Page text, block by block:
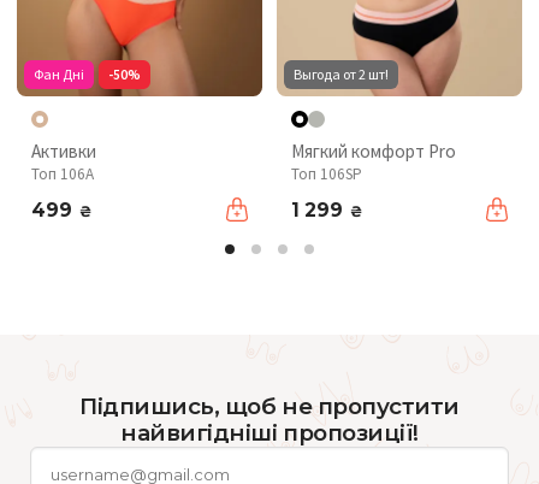
Фан Дні -50%
Активки
Топ 106A
499 ₴
Выгода от 2 шт!
Мягкий комфорт Pro
Топ 106SP
1 299 ₴
Підпишись, щоб не пропустити
найвигідніші пропозиції!